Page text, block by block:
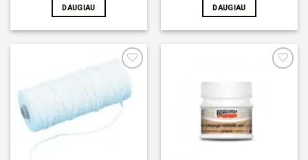
DAUGIAU DAUGIAU
Noriu!